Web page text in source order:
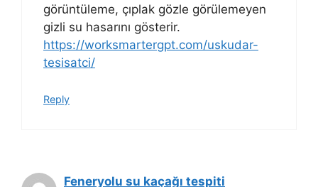
görüntüleme, çıplak gözle görülemeyen
gizli su hasarını gösterir.
https://worksmartergpt.com/uskudar-
tesisatci/
Reply
Feneryolu su kaçağı tespiti